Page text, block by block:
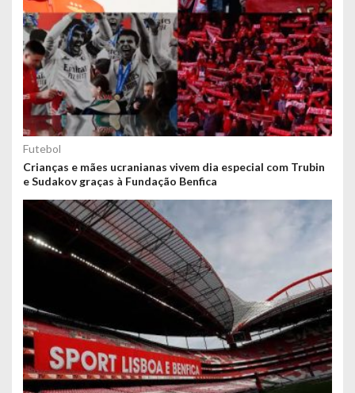
Futebol
Crianças e mães ucranianas vivem dia especial com Trubin
e Sudakov graças à Fundação Benfica